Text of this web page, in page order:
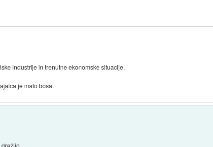
industrije in trenutne ekonomske situacije.
je malo bosa.